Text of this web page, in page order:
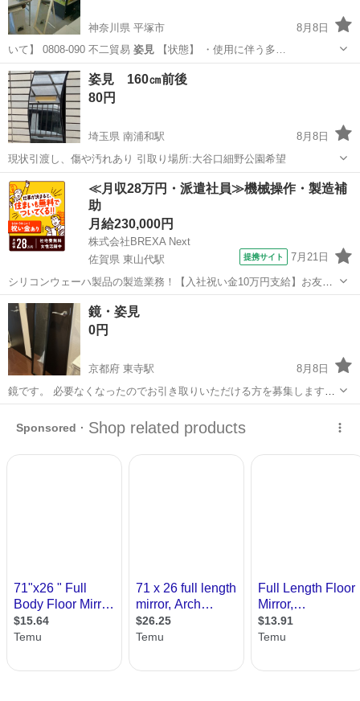
神奈川県 平塚市
8月8日
いて】 0808-090 不二貿易 姿見 【状態】 ・使用に伴う多…
神奈川 平塚市 ミラー/鏡 不二貿易
姿見 160㎝前後
80円
埼玉県 南浦和駅
8月8日
現状引渡し、傷や汚れあり 引取り場所:大谷口細野公園希望
埼玉 さいたま市 南浦和駅 家具
≪月収28万円・派遣社員≫機械操作・製造補
助
月給230,000円
株式会社BREXA Next
佐賀県 東山代駅
提携サイト 7月21日
シリコンウェーハ製品の製造業務！【入社祝い金10万円支給】お友達
やカップルとの応募OK◎年間休日129日＆休出なしでプライベート充
実♪業務はクリーンルームで快適作業◎自社正社員登用制度あり★1食
300円～の格安食堂あり！《佐...
佐賀 伊万里市 東山代駅
鏡・姿見
0円
京都府 東寺駅
8月8日
鏡です。 必要なくなったのでお引き取りいただける方を募集します。
東寺(駅ではなく寺の方)まで取りに来られる方限定でお願いいたしま
す。